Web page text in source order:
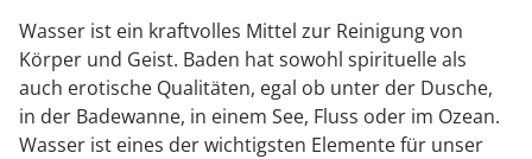
Wasser ist ein kraftvolles Mittel zur Reinigung von
Körper und Geist. Baden hat sowohl spirituelle als
auch erotische Qualitäten, egal ob unter der Dusche,
in der Badewanne, in einem See, Fluss oder im Ozean.
Wasser ist eines der wichtigsten Elemente für unser